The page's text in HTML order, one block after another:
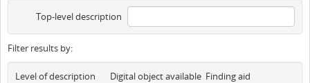
Top-level description
Filter results by:
Level of description Digital object available Finding aid